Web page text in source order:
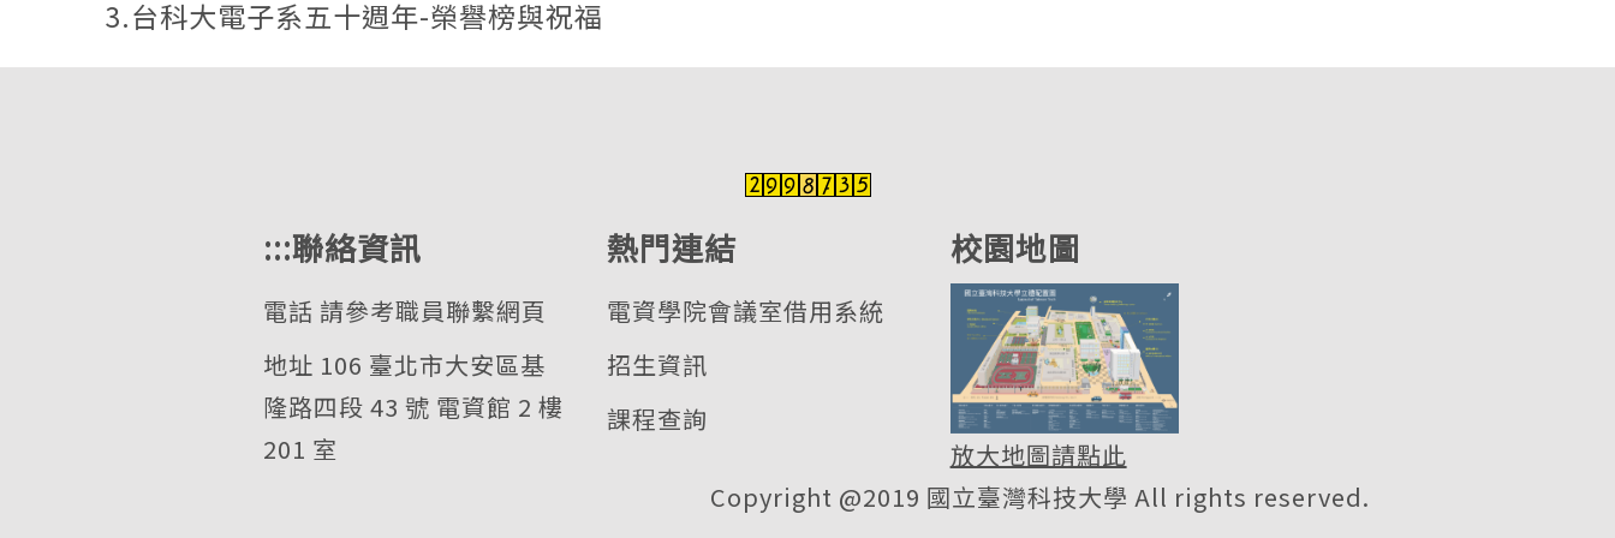
3.台科大電子系五十週年-榮譽榜與祝福
:::聯絡資訊
電話 請參考職員聯繫網頁
地址 106 臺北市大安區基
隆路四段 43 號 電資館 2 樓
201 室
熱門連結
電資學院會議室借用系統
招生資訊
課程查詢
校園地圖
放大地圖請點此
Copyright @2019 國立臺灣科技大學 All rights reserved.